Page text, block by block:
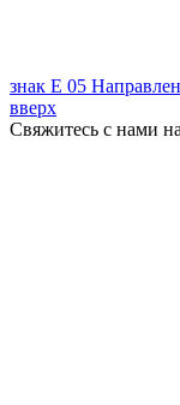
знак Е 05
вверх
Свяжитесь с нами